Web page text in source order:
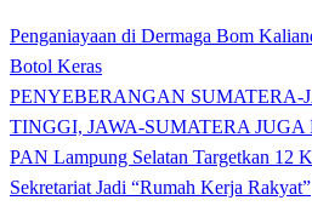
Penganiayaan di Dermaga Bom
Botol Keras
PENYEBERANGAN SUMATERA-
TINGGI, JAWA-SUMATERA
PAN Lampung Selatan Targetkan 12
Sekretariat Jadi “Rumah Kerja Rakyat”